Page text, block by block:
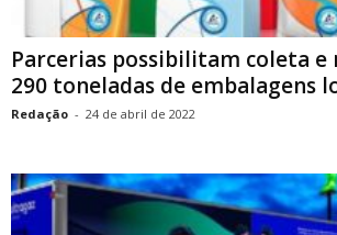
Parcerias possibilitam coleta e
290 toneladas de embalagens
Redação - 24 de abril de 2022